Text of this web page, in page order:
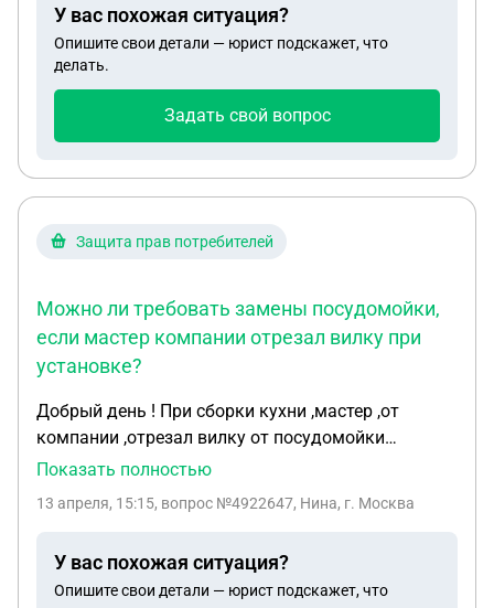
У вас похожая ситуация?
Опишите свои детали — юрист подскажет, что
делать.
Задать свой вопрос
Защита прав потребителей
Можно ли требовать замены посудомойки,
если мастер компании отрезал вилку при
установке?
Добрый день ! При сборки кухни ,мастер ,от
компании ,отрезал вилку от посудомойки
,посудомойка тоже приобреталась у них ,сказав
и сказала делать ,что нужно ,итог так наоборот не
протекать ,но это не зависит от вилки
,обращалась к ним по гарантии магазина ,но
Показать полностью
13 апреля, 15:15, вопрос №4922647, Нина, г. Москва
У вас похожая ситуация?
Опишите свои детали — юрист подскажет, что